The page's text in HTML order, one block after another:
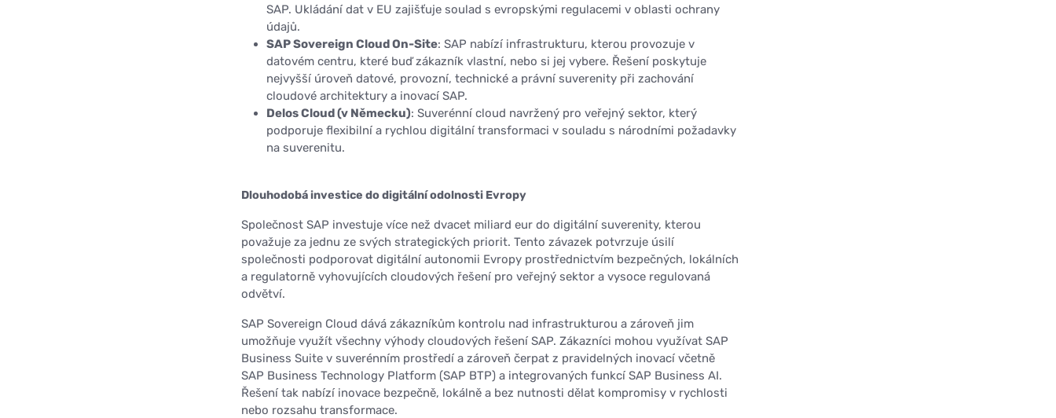
SAP. Ukládání dat v EU zajišťuje soulad s evropskými regulacemi v oblasti ochrany
údajů.
SAP Sovereign Cloud On-Site: SAP nabízí infrastrukturu, kterou provozuje v
datovém centru, které buď zákazník vlastní, nebo si jej vybere. Řešení poskytuje
nejvyšší úroveň datové, provozní, technické a právní suverenity při zachování
cloudové architektury a inovací SAP.
Delos Cloud (v Německu): Suverénní cloud navržený pro veřejný sektor, který
podporuje flexibilní a rychlou digitální transformaci v souladu s národními požadavky
na suverenitu.
Dlouhodobá investice do digitální odolnosti Evropy
Společnost SAP investuje více než dvacet miliard eur do digitální suverenity, kterou
považuje za jednu ze svých strategických priorit. Tento závazek potvrzuje úsilí
společnosti podporovat digitální autonomii Evropy prostřednictvím bezpečných, lokálních
a regulatorně vyhovujících cloudových řešení pro veřejný sektor a vysoce regulovaná
odvětví.
SAP Sovereign Cloud dává zákazníkům kontrolu nad infrastrukturou a zároveň jim
umožňuje využít všechny výhody cloudových řešení SAP. Zákazníci mohou využívat SAP
Business Suite v suverénním prostředí a zároveň čerpat z pravidelných inovací včetně
SAP Business Technology Platform (SAP BTP) a integrovaných funkcí SAP Business AI.
Řešení tak nabízí inovace bezpečně, lokálně a bez nutnosti dělat kompromisy v rychlosti
nebo rozsahu transformace.